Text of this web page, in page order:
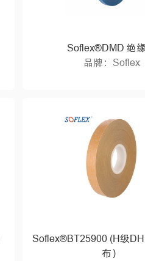
Soflex®DMD 绝
品牌：Soflex
Soflex®BT25900 (H级
布）